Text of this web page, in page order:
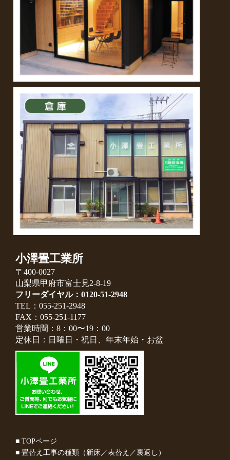
小澤畳工業所
〒400-0027
山梨県甲府市富士見2-8-19
フリーダイヤル：0120-51-2948
TEL：055-251-2948
FAX：055-251-1177
営業時間：8：00〜19：00
定休日：日曜日・祝日、年末年始・お盆
■ TOPページ
■ 畳替え工事の種類（新床／表替え／裏返し）